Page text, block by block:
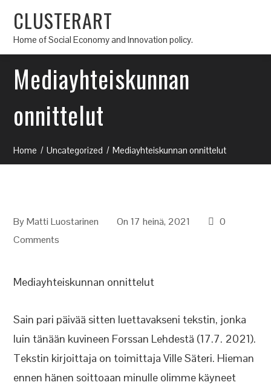
CLUSTERART
Home of Social Economy and Innovation policy.
Mediayhteiskunnan
onnittelut
Home Uncategorized Mediayhteiskunnan onnittelut
ByMatti Luostarinen On 17 heinä, 2021
0
Comments
Mediayhteiskunnan onnittelut
Sain pari päivää sitten luettavakseni tekstin, jonka
luin tänään kuvineen Forssan Lehdestä (17.7. 2021).
Tekstin kirjoittaja on toimittaja Ville Säteri. Hieman
ennen hänen soittoaan minulle olimme käyneet